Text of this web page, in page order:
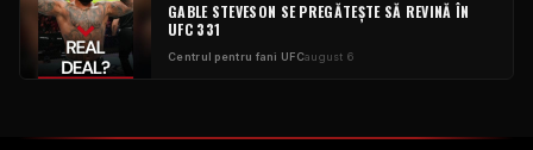
GABLE STEVESON SE PREGĂTEȘTE SĂ REVINĂ ÎN
UFC 331
Centrul pentru fani UFCaugust 6